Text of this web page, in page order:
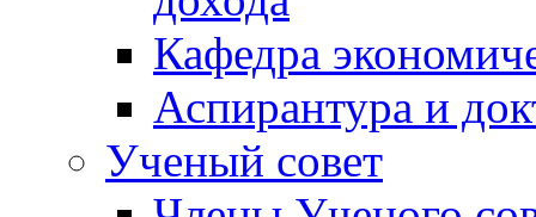
Кафедра
Аспирантура и
Ученый совет